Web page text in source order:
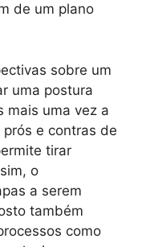
de um plano
sobre um
uma postura
mais uma vez a
e contras de
tirar
o
a serem
também
como